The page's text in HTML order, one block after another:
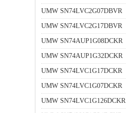
UMW SN74LVC2G07DBVR
UMW SN74LVC2G17DBVR
UMW SN74AUP1G08DCKR
UMW SN74AUP1G32DCKR
UMW SN74LVC1G17DCKR
UMW SN74LVC1G07DCKR
UMW SN74LVC1G126DCKR